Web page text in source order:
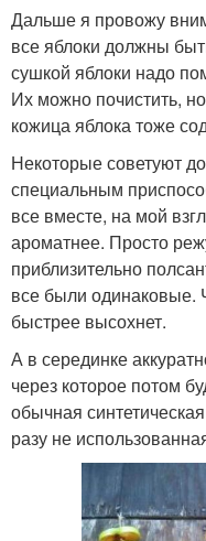
Дальше я провожу
все яблоки должны
сушкой яблоки надо
Их можно почистить,
кожица яблока тоже
Некоторые советуют
специальным
все вместе, на мой
ароматнее. Просто
приблизительно
все были одинаковые.
быстрее высохнет.
А в серединке
через которое потом
обычная
разу не